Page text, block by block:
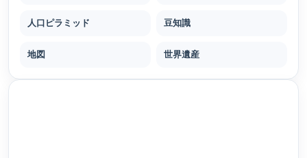
人口ピラミッド 豆知識
地図 世界遺産